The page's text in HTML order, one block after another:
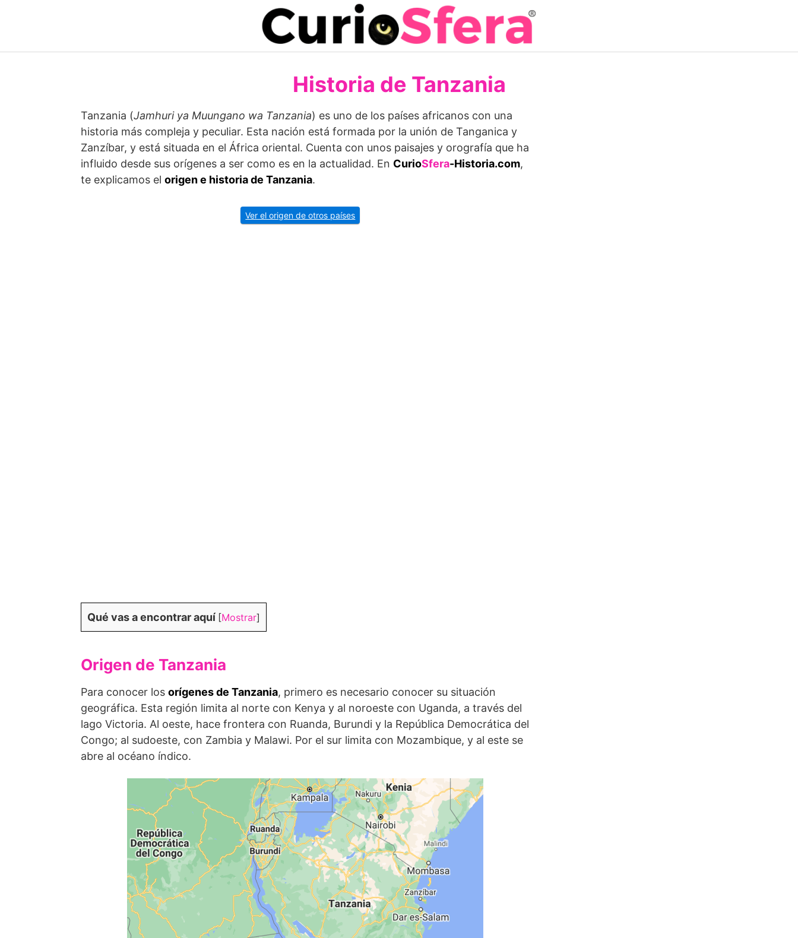
Historia de Tanzania
Tanzania (Jamhuri ya Muungano wa Tanzania) es uno de los países africanos con una
historia más compleja y peculiar. Esta nación está formada por la unión de Tanganica y
Zanzíbar, y está situada en el África oriental. Cuenta con unos paisajes y orografía que ha
influido desde sus orígenes a ser como es en la actualidad. En CurioSfera-Historia.com,
te explicamos el origen e historia de Tanzania.
Ver el origen de otros países
Qué vas a encontrar aquí [Mostrar]
Origen de Tanzania
Para conocer los orígenes de Tanzania, primero es necesario conocer su situación
geográfica. Esta región limita al norte con Kenya y al noroeste con Uganda, a través del
lago Victoria. Al oeste, hace frontera con Ruanda, Burundi y la República Democrática del
Congo; al sudoeste, con Zambia y Malawi. Por el sur limita con Mozambique, y al este se
abre al océano índico.